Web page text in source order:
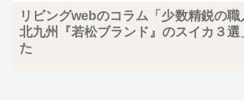
リビングwebのコラム「少数精鋭の
北九州『若松ブランド』のスイカ３選
た